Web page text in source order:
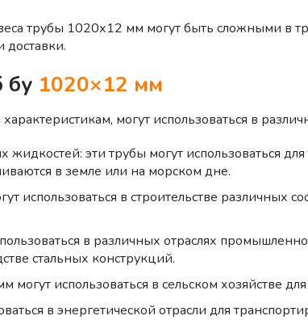
трубы 1020х12 мм могут быть сложными в
доставки.
бу 1020×12 мм
могут использоваться в
жидкостей: эти трубы могут использоваться
в земле или на морском дне.
использоваться в строительстве различных
в различных отраслях
стальных конструкций.
могут использоваться в сельском хозяйстве
в энергетической отрасли для